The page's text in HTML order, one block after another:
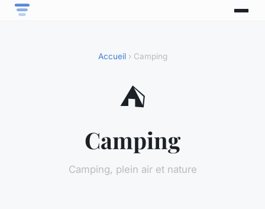
Accueil› Camping
⛺
Camping
Camping, plein air et nature